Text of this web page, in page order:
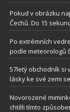
Pokud v obrázku
Čechů. Do 15
Po extrémních
podle meteorologů
57letý obchodník si
lásky ke své zemi
Novorozené
chtěli tímto